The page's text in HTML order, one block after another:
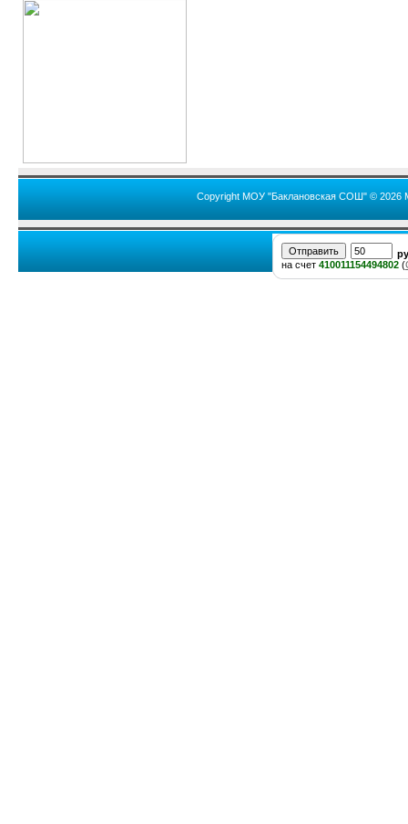
Copyright МОУ "Баклановская СОШ" © 2026
на счет 410011154494802 (